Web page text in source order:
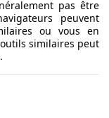
pas être
peuvent
ou vous en
similaires peut